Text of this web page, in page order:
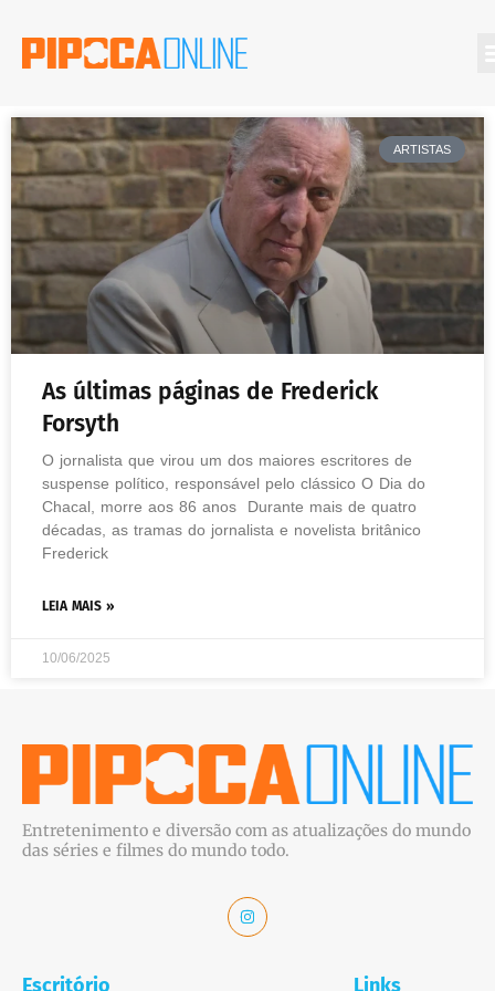
ARTISTAS
As últimas páginas de Frederick
Forsyth
O jornalista que virou um dos maiores escritores de
suspense político, responsável pelo clássico O Dia do
Chacal, morre aos 86 anos Durante mais de quatro
décadas, as tramas do jornalista e novelista britânico
Frederick
LEIA MAIS »
10/06/2025
Entretenimento e diversão com as atualizações do mundo
das séries e filmes do mundo todo.
Escritório Links